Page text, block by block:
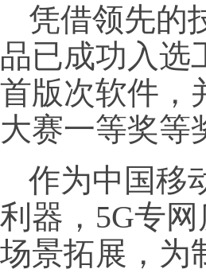
凭借领先的
品已成功入选
首版次软件，
大赛一等奖等
作为中国移
利器，5G专
场景拓展，为